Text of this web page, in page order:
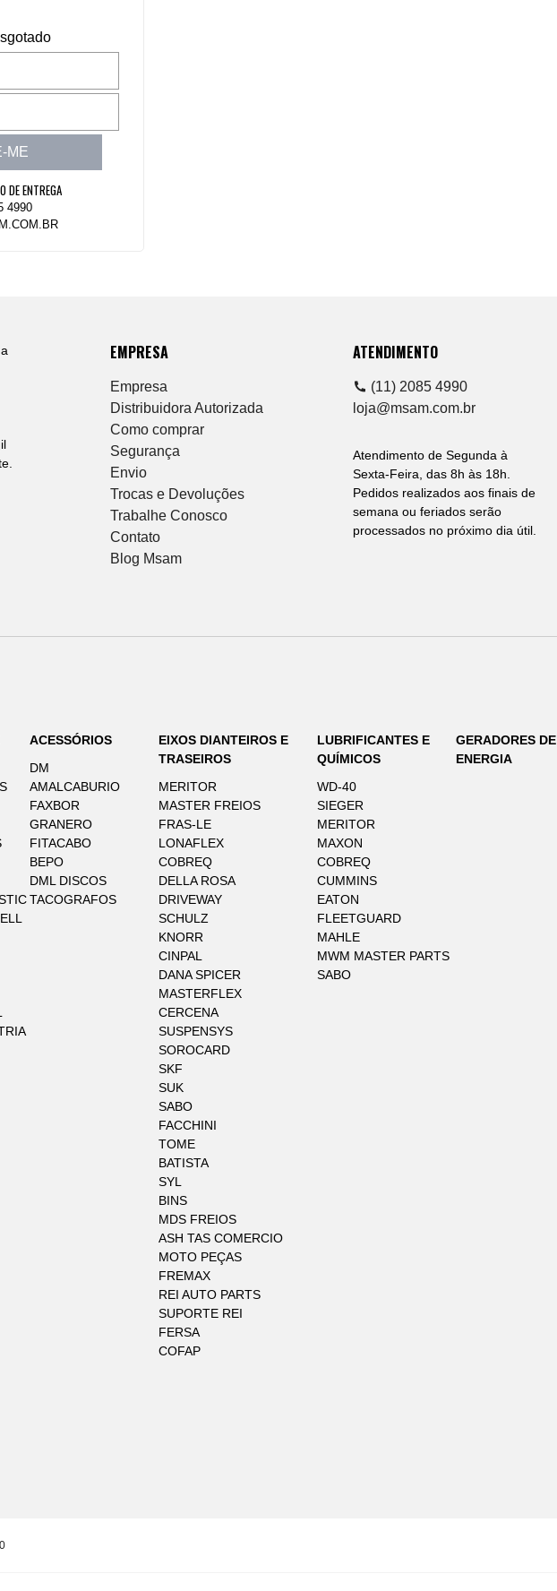
ME
DE ENTREGA
4990
EMPRESA
Empresa
Distribuidora Autorizada
Como comprar
Segurança
Envio
Trocas e Devoluções
Trabalhe Conosco
Contato
Blog Msam
ATENDIMENTO
(11) 2085 4990
loja@msam.com.br
Atendimento de Segunda à
Sexta-Feira, das 8h às 18h.
Pedidos realizados aos finais de
semana ou feriados serão
processados no próximo dia útil.
ACESSÓRIOS
DM
AMALCABURIO
FAXBOR
GRANERO
FITACABO
BEPO
DML DISCOS
TACOGRAFOS
EIXOS DIANTEIROS E
TRASEIROS
MERITOR
MASTER FREIOS
FRAS-LE
LONAFLEX
COBREQ
DELLA ROSA
DRIVEWAY
SCHULZ
KNORR
CINPAL
DANA SPICER
MASTERFLEX
CERCENA
SUSPENSYS
SOROCARD
SKF
SUK
SABO
FACCHINI
TOME
BATISTA
SYL
BINS
MDS FREIOS
ASH TAS COMERCIO
MOTO PEÇAS
FREMAX
REI AUTO PARTS
SUPORTE REI
FERSA
COFAP
LUBRIFICANTES E
QUÍMICOS
WD-40
SIEGER
MERITOR
MAXON
COBREQ
CUMMINS
EATON
FLEETGUARD
MAHLE
MWM MASTER PARTS
SABO
GERADORES DE
ENERGIA